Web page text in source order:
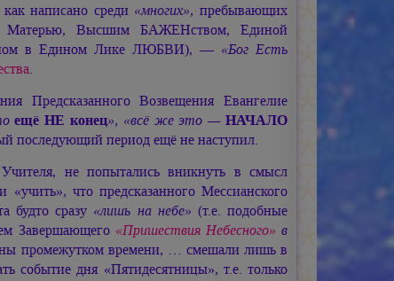
написано среди «многих», пребывающих
Высшим БАЖЕНством, Единой
в Едином Лике ЛЮБВИ), — «Бог Есть
.
Предсказанного Возвещения Евангелие
ещё НЕ конец», «всё же это — НАЧАЛО
последующий период ещё не наступил.
не попытались вникнуть в смысл
«учить», что предсказанного Мессианского
будто сразу «лишь на небе» (т.е. подобные
Завершающего «Пришествия Небесного» в
промежутком времени, … смешали лишь в
событие дня «Пятидесятницы», т.е. только